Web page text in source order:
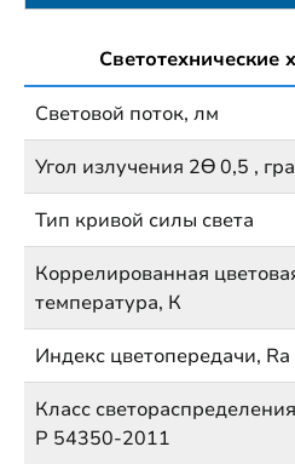
Светотехнические
Световой поток, лм
Угол излучения 2Ɵ 0,5 ,
Тип кривой силы света
Коррелированная
температура, К
Индекс цветопередачи, Ra
Класс
Р 54350-2011